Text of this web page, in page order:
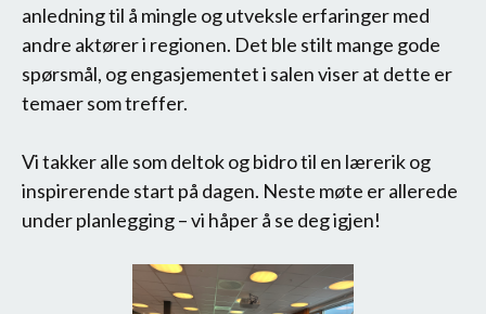
anledning til å mingle og utveksle erfaringer med
andre aktører i regionen. Det ble stilt mange gode
spørsmål, og engasjementet i salen viser at dette er
temaer som treffer.
Vi takker alle som deltok og bidro til en lærerik og
inspirerende start på dagen. Neste møte er allerede
under planlegging – vi håper å se deg igjen!